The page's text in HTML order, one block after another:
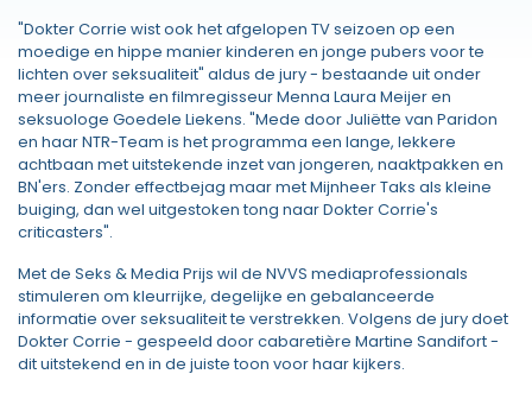
"Dokter Corrie wist ook het afgelopen TV seizoen op een
moedige en hippe manier kinderen en jonge pubers voor te
lichten over seksualiteit" aldus de jury - bestaande uit onder
meer journaliste en filmregisseur Menna Laura Meijer en
seksuologe Goedele Liekens. "Mede door Juliëtte van Paridon
en haar NTR-Team is het programma een lange, lekkere
achtbaan met uitstekende inzet van jongeren, naaktpakken en
BN'ers. Zonder effectbejag maar met Mijnheer Taks als kleine
buiging, dan wel uitgestoken tong naar Dokter Corrie's
criticasters".
Met de Seks & Media Prijs wil de NVVS mediaprofessionals
stimuleren om kleurrijke, degelijke en gebalanceerde
informatie over seksualiteit te verstrekken. Volgens de jury doet
Dokter Corrie - gespeeld door cabaretière Martine Sandifort -
dit uitstekend en in de juiste toon voor haar kijkers.